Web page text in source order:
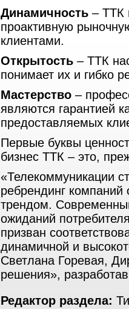
Динамичность – ТТК
проактивную
клиентами.
Открытость – ТТК
понимает их и гибко
Мастерство –
являются гарантией
предоставляемых
Первые буквы
бизнес ТТК – это,
«Телекоммуникации
ребрендинг
трендом.
ожиданий
призван
динамичной и
Светлана Горевая,
решения»,
Редактор раздела: